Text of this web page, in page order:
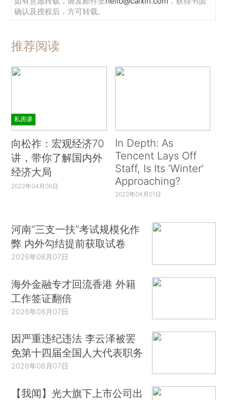
确认及授权后，方可转载。
推荐阅读
私房课
向松祚：宏观经济70
讲，带你了解国内外
经济大局
2022年04月06日
In Depth: As
Tencent Lays Off
Staff, Is Its ‘Winter’
Approaching?
2022年04月01日
河南“三支一扶”考试规模化作
弊 内外勾结提前获取试卷
2026年08月07日
海外金融专才回流香港 外籍
工作签证翻倍
2026年08月07日
因严重违纪违法 李云泽被罢
免第十四届全国人大代表职务
2026年08月07日
【我闻】光大旗下上市公司出